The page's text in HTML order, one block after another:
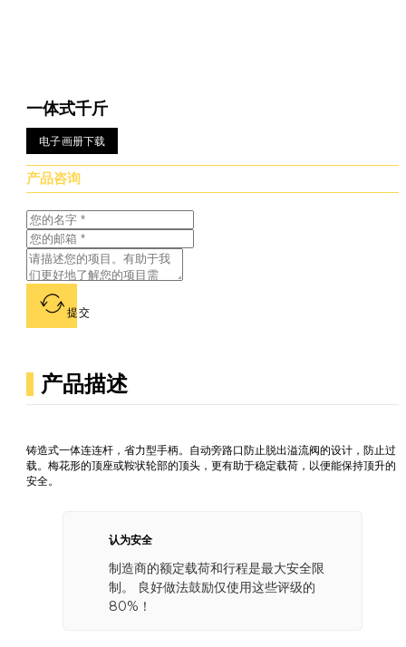
一体式千斤
电子画册下载
产品咨询
提交
产品描述
铸造式一体连连杆，省力型手柄。自动旁路口防止脱出溢流阀的设计，防止过
载。梅花形的顶座或鞍状轮部的顶头，更有助于稳定载荷，以便能保持顶升的
安全。
认为安全
制造商的额定载荷和行程是最大安全限
制。 良好做法鼓励仅使用这些评级的
80%！